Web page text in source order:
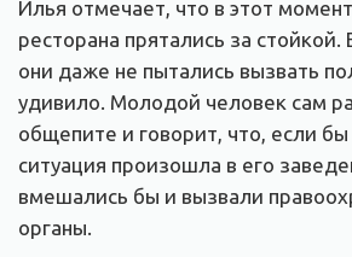
Илья отмечает, что в этот
ресторана прятались за стойкой.
они даже не пытались вызвать
удивило. Молодой человек сам
общепите и говорит, что, если
ситуация произошла в его
вмешались бы и вызвали
органы.